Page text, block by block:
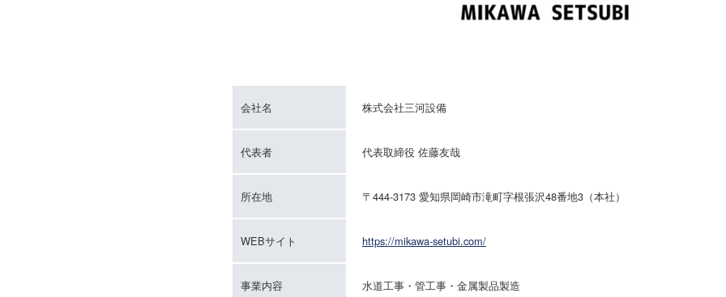
会社名 株式会社三河設備
代表者 代表取締役 佐藤友哉
所在地 〒444-3173 愛知県岡崎市滝町字根張沢48番地3（本社）
WEBサイト https://mikawa-setubi.com/
事業内容 水道工事・管工事・金属製品製造